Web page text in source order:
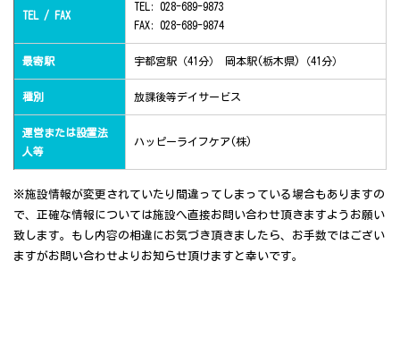
TEL / FAX
TEL: 028-689-9873
FAX: 028-689-9874
最寄駅 宇都宮駅（41分） 岡本駅(栃木県)（41分）
種別 放課後等デイサービス
運営または設置法
人等
ハッピーライフケア(株)
※施設情報が変更されていたり間違ってしまっている場合もありますの
で、正確な情報については施設へ直接お問い合わせ頂きますようお願い
致します。もし内容の相違にお気づき頂きましたら、お手数ではござい
ますがお問い合わせよりお知らせ頂けますと幸いです。